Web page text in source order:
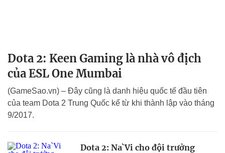
Dota 2: Keen Gaming là nhà vô địch
của ESL One Mumbai
(GameSao.vn) – Đây cũng là danh hiệu quốc tế đầu tiên
của team Dota 2 Trung Quốc kể từ khi thành lập vào tháng
9/2017.
Dota 2: Na`Vi cho đội trưởng